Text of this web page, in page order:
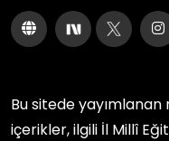
Bu sitede
içerikler, ilgili İl Millî